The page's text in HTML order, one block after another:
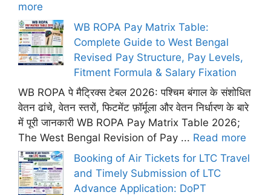
more
WB ROPA Pay Matrix Table:
Complete Guide to West Bengal
Revised Pay Structure, Pay Levels,
Fitment Formula & Salary Fixation
WB ROPA पे मैट्रिक्स टेबल 2026: पश्चिम बंगाल के संशोधित
वेतन ढांचे, वेतन स्तरों, फिटमेंट फ़ॉर्मूला और वेतन निर्धारण के बारे
में पूरी जानकारी WB ROPA Pay Matrix Table 2026;
The West Bengal Revision of Pay ... Read more
Booking of Air Tickets for LTC Travel
and Timely Submission of LTC
Advance Application: DoPT